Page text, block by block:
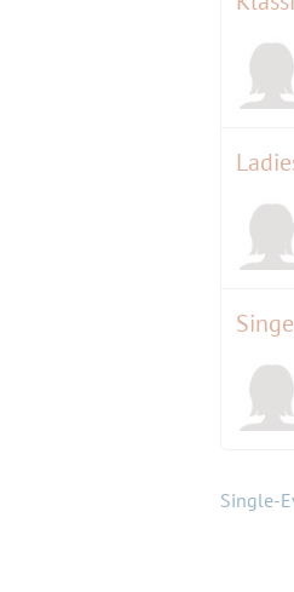
Single-